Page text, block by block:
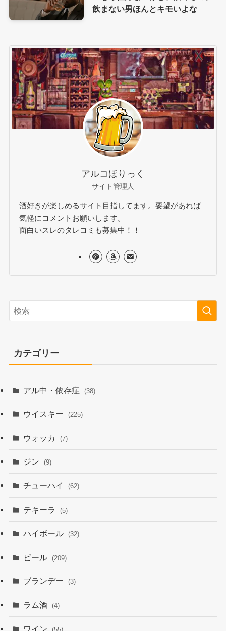
飲まない男ほんとキモいよな
アルコほりっく
サイト管理人
酒好きが楽しめるサイト目指してます。要望があれば
気軽にコメントお願いします。
面白いスレのタレコミも募集中！！
カテゴリー
アル中・依存症 (38)
ウイスキー (225)
ウォッカ (7)
ジン (9)
チューハイ (62)
テキーラ (5)
ハイボール (32)
ビール (209)
ブランデー (3)
ラム酒 (4)
ワイン